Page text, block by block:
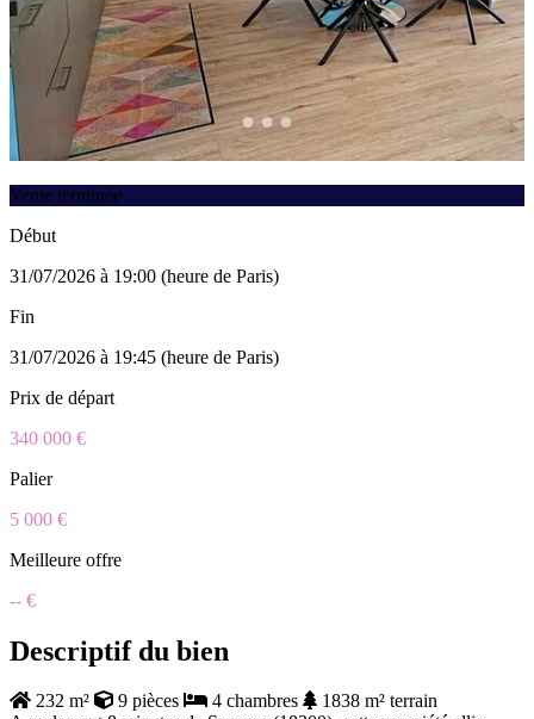
Vente terminée
Début
31/07/2026 à 19:00 (heure de Paris)
Fin
31/07/2026 à 19:45 (heure de Paris)
Prix de départ
340 000 €
Palier
5 000 €
Meilleure offre
-- €
Descriptif du bien
232 m² 9 pièces 4 chambres
1838 m² terrain